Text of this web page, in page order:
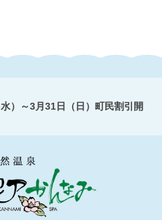
）～3月31日（日）町民割引開